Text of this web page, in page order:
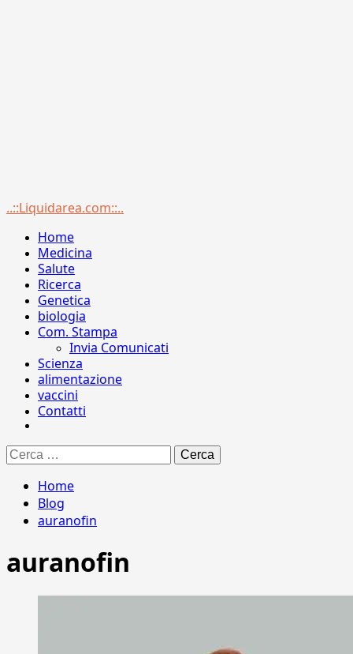
Menu
..::Liquidarea.com::..
Home
Medicina
Salute
Ricerca
Genetica
biologia
Com. Stampa
Invia Comunicati
Scienza
alimentazione
vaccini
Contatti
Ricerca
per:
Home
Blog
auranofin
auranofin